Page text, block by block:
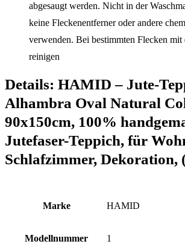
abgesaugt werden. Nicht in der
keine Fleckenentferner oder andere
verwenden. Bei bestimmten Flecken mit
reinigen
Details: HAMID – Jute-
Alhambra Oval Natural
90x150cm, 100%
Jutefaser-Teppich, für
Schlafzimmer, Dekoration,
Marke ‎HAMID
Modellnummer ‎1